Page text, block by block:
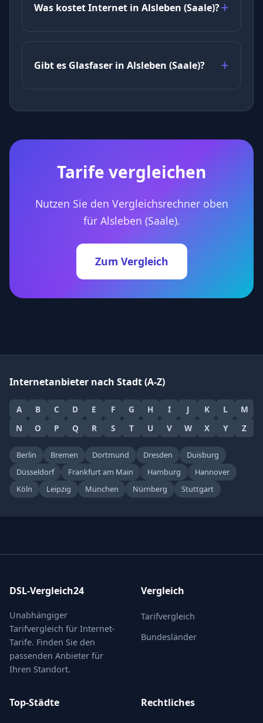
Was kostet Internet in Alsleben (Saale)?
Gibt es Glasfaser in Alsleben (Saale)?
Tarife vergleichen
Nutzen Sie den Vergleichsrechner oben
für Alsleben (Saale).
Zum Vergleich
Internetanbieter nach Stadt (A-Z)
A B C D E F G H I J K L
M
N
O P Q R S T U V W X Y Z
Berlin Bremen Dortmund Dresden
Duisburg
Düsseldorf
Frankfurt am Main Hamburg
Hannover
Köln
Leipzig München Nürnberg Stuttgart
DSL-Vergleich24
Unabhängiger
Tarifvergleich für Internet-
Tarife. Finden Sie den
passenden Anbieter für
Ihren Standort.
Vergleich
Tarifvergleich
Bundesländer
Top-Städte Rechtliches